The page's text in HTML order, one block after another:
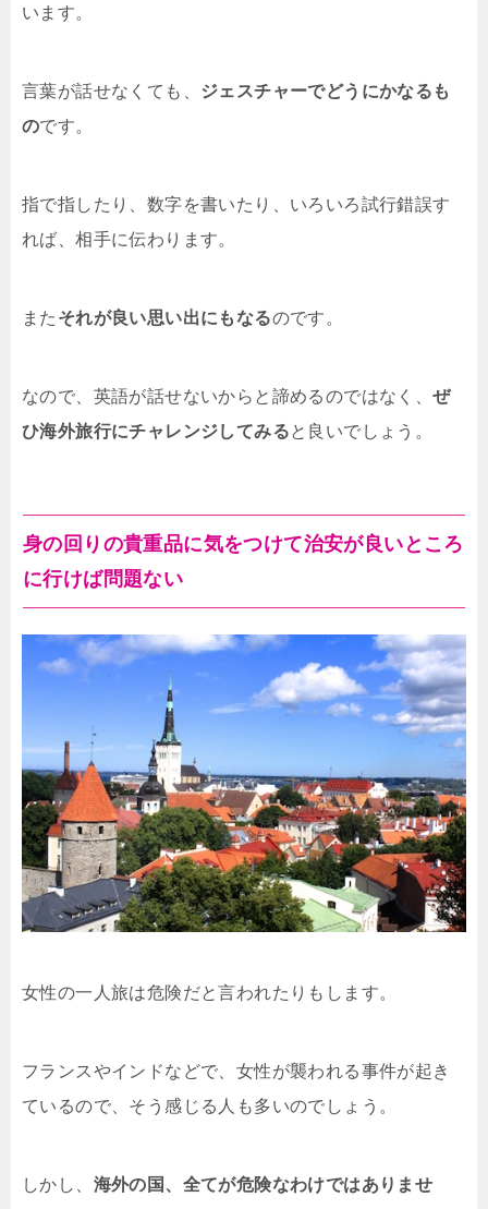
います。
言葉が話せなくても、 ジェスチャーでどうにかなるも
のです。
指で指したり、数字を書いたり、いろいろ試行錯誤す
れば、相手に伝わります。
また それが良い思い出にもなるのです。
なので、英語が話せないからと諦めるのではなく、ぜ
ひ海外旅行にチャレンジしてみると良いでしょう。
身の回りの貴重品に気をつけて治安が良いところ
に行けば問題ない
女性の一人旅は危険だと言われたりもします。
フランスやインドなどで、女性が襲われる事件が起き
ているので、そう感じる人も多いのでしょう。
しかし、 海外の国、全てが危険なわけではありませ